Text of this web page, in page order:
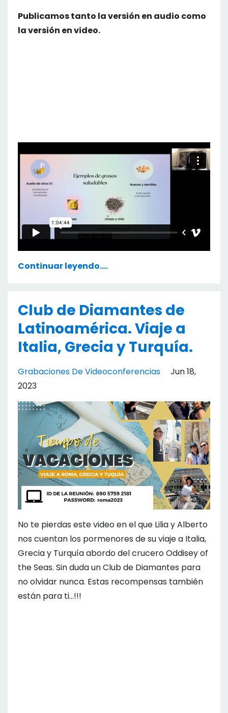
Publicamos tanto la versión en audio como
la versión en video.
Continuar leyendo....
Club de Diamantes de
Latinoamérica. Viaje a
Italia, Grecia y Turquía.
Grabaciones De Videoconferencias
Jun 18,
2023
No te pierdas este video en el que Lilia y Alberto
nos cuentan los pormenores de su viaje a Italia,
Grecia y Turquía abordo del crucero Oddisey of
the Seas. Sin duda un Club de Diamantes para
no olvidar nunca. Estas recompensas también
están para ti...!!!